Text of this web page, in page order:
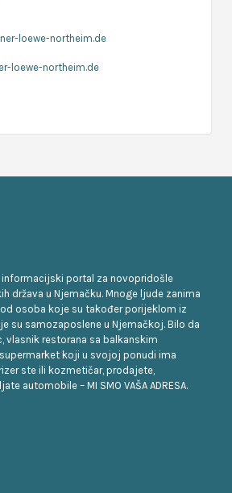
loewe-northeim.de
loewe-northeim.de
informacijski portal za novopridošle
država u Njemačku. Mnoge ljude zanima
osoba koje su također porijeklom iz
su samozaposlene u Njemačkoj. Bilo da
vlasnik restorana sa balkanskim
koji u svojoj ponudi ima
ste ili kozmetičar, prodajete,
automobile – MI SMO VAŠA ADRESA.